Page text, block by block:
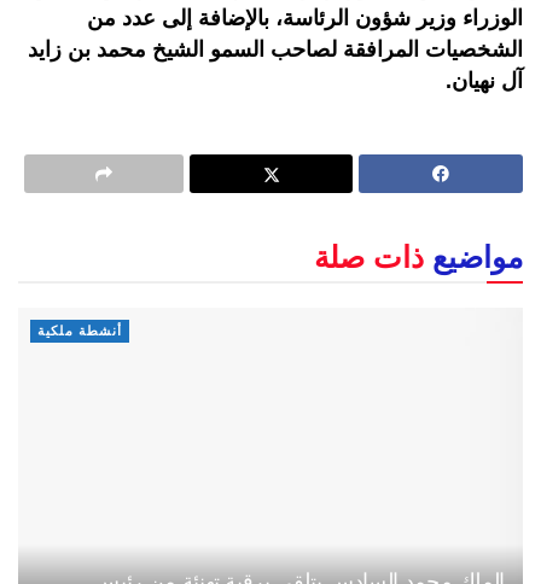
الوزراء وزير شؤون الرئاسة، بالإضافة إلى عدد من
الشخصيات المرافقة لصاحب السمو الشيخ محمد بن زايد
آل نهيان.
مواضيع ذات صلة
أنشطة ملكية